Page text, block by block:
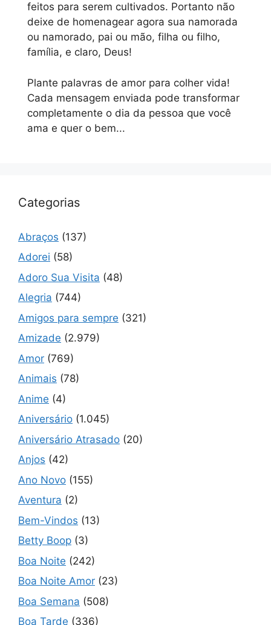
feitos para serem cultivados. Portanto não
deixe de homenagear agora sua namorada
ou namorado, pai ou mão, filha ou filho,
família, e claro, Deus!
Plante palavras de amor para colher vida!
Cada mensagem enviada pode transformar
completamente o dia da pessoa que você
ama e quer o bem...
Categorias
Abraços (137)
Adorei (58)
Adoro Sua Visita (48)
Alegria (744)
Amigos para sempre (321)
Amizade (2.979)
Amor (769)
Animais (78)
Anime (4)
Aniversário (1.045)
Aniversário Atrasado (20)
Anjos (42)
Ano Novo (155)
Aventura (2)
Bem-Vindos (13)
Betty Boop (3)
Boa Noite (242)
Boa Noite Amor (23)
Boa Semana (508)
Boa Tarde (336)